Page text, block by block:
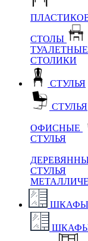
СТОЛЫ
ТУАЛЕТНЫЕ
СТОЛИКИ
СТУЛЬЯ
СТУЛЬЯ
ОФИСНЫЕ
СТУЛЬЯ
СТУЛЬЯ
ШКАФЫ